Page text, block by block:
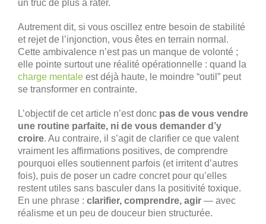
un truc de plus à rater.
Autrement dit, si vous oscillez entre besoin de stabilité
et rejet de l’injonction, vous êtes en terrain normal.
Cette ambivalence n’est pas un manque de volonté ;
elle pointe surtout une réalité opérationnelle : quand la
charge mentale est déjà haute, le moindre “outil” peut
se transformer en contrainte.
L’objectif de cet article n’est donc pas de vous vendre
une routine parfaite, ni de vous demander d’y
croire. Au contraire, il s’agit de clarifier ce que valent
vraiment les affirmations positives, de comprendre
pourquoi elles soutiennent parfois (et irritent d’autres
fois), puis de poser un cadre concret pour qu’elles
restent utiles sans basculer dans la positivité toxique.
En une phrase : clarifier, comprendre, agir — avec
réalisme et un peu de douceur bien structurée.